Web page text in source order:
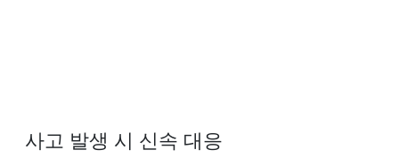
사고 발생 시 신속 대응